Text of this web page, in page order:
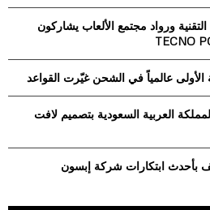
H
ورواد مجتمع الألعاب يشاركون
الأولى عالمياً في الشحن غيّرت القواعد
سلسلة رينو 16 في المملكة العربية السعودية بتصميم لافت
بأحدث ابتكارات شركة إبسون